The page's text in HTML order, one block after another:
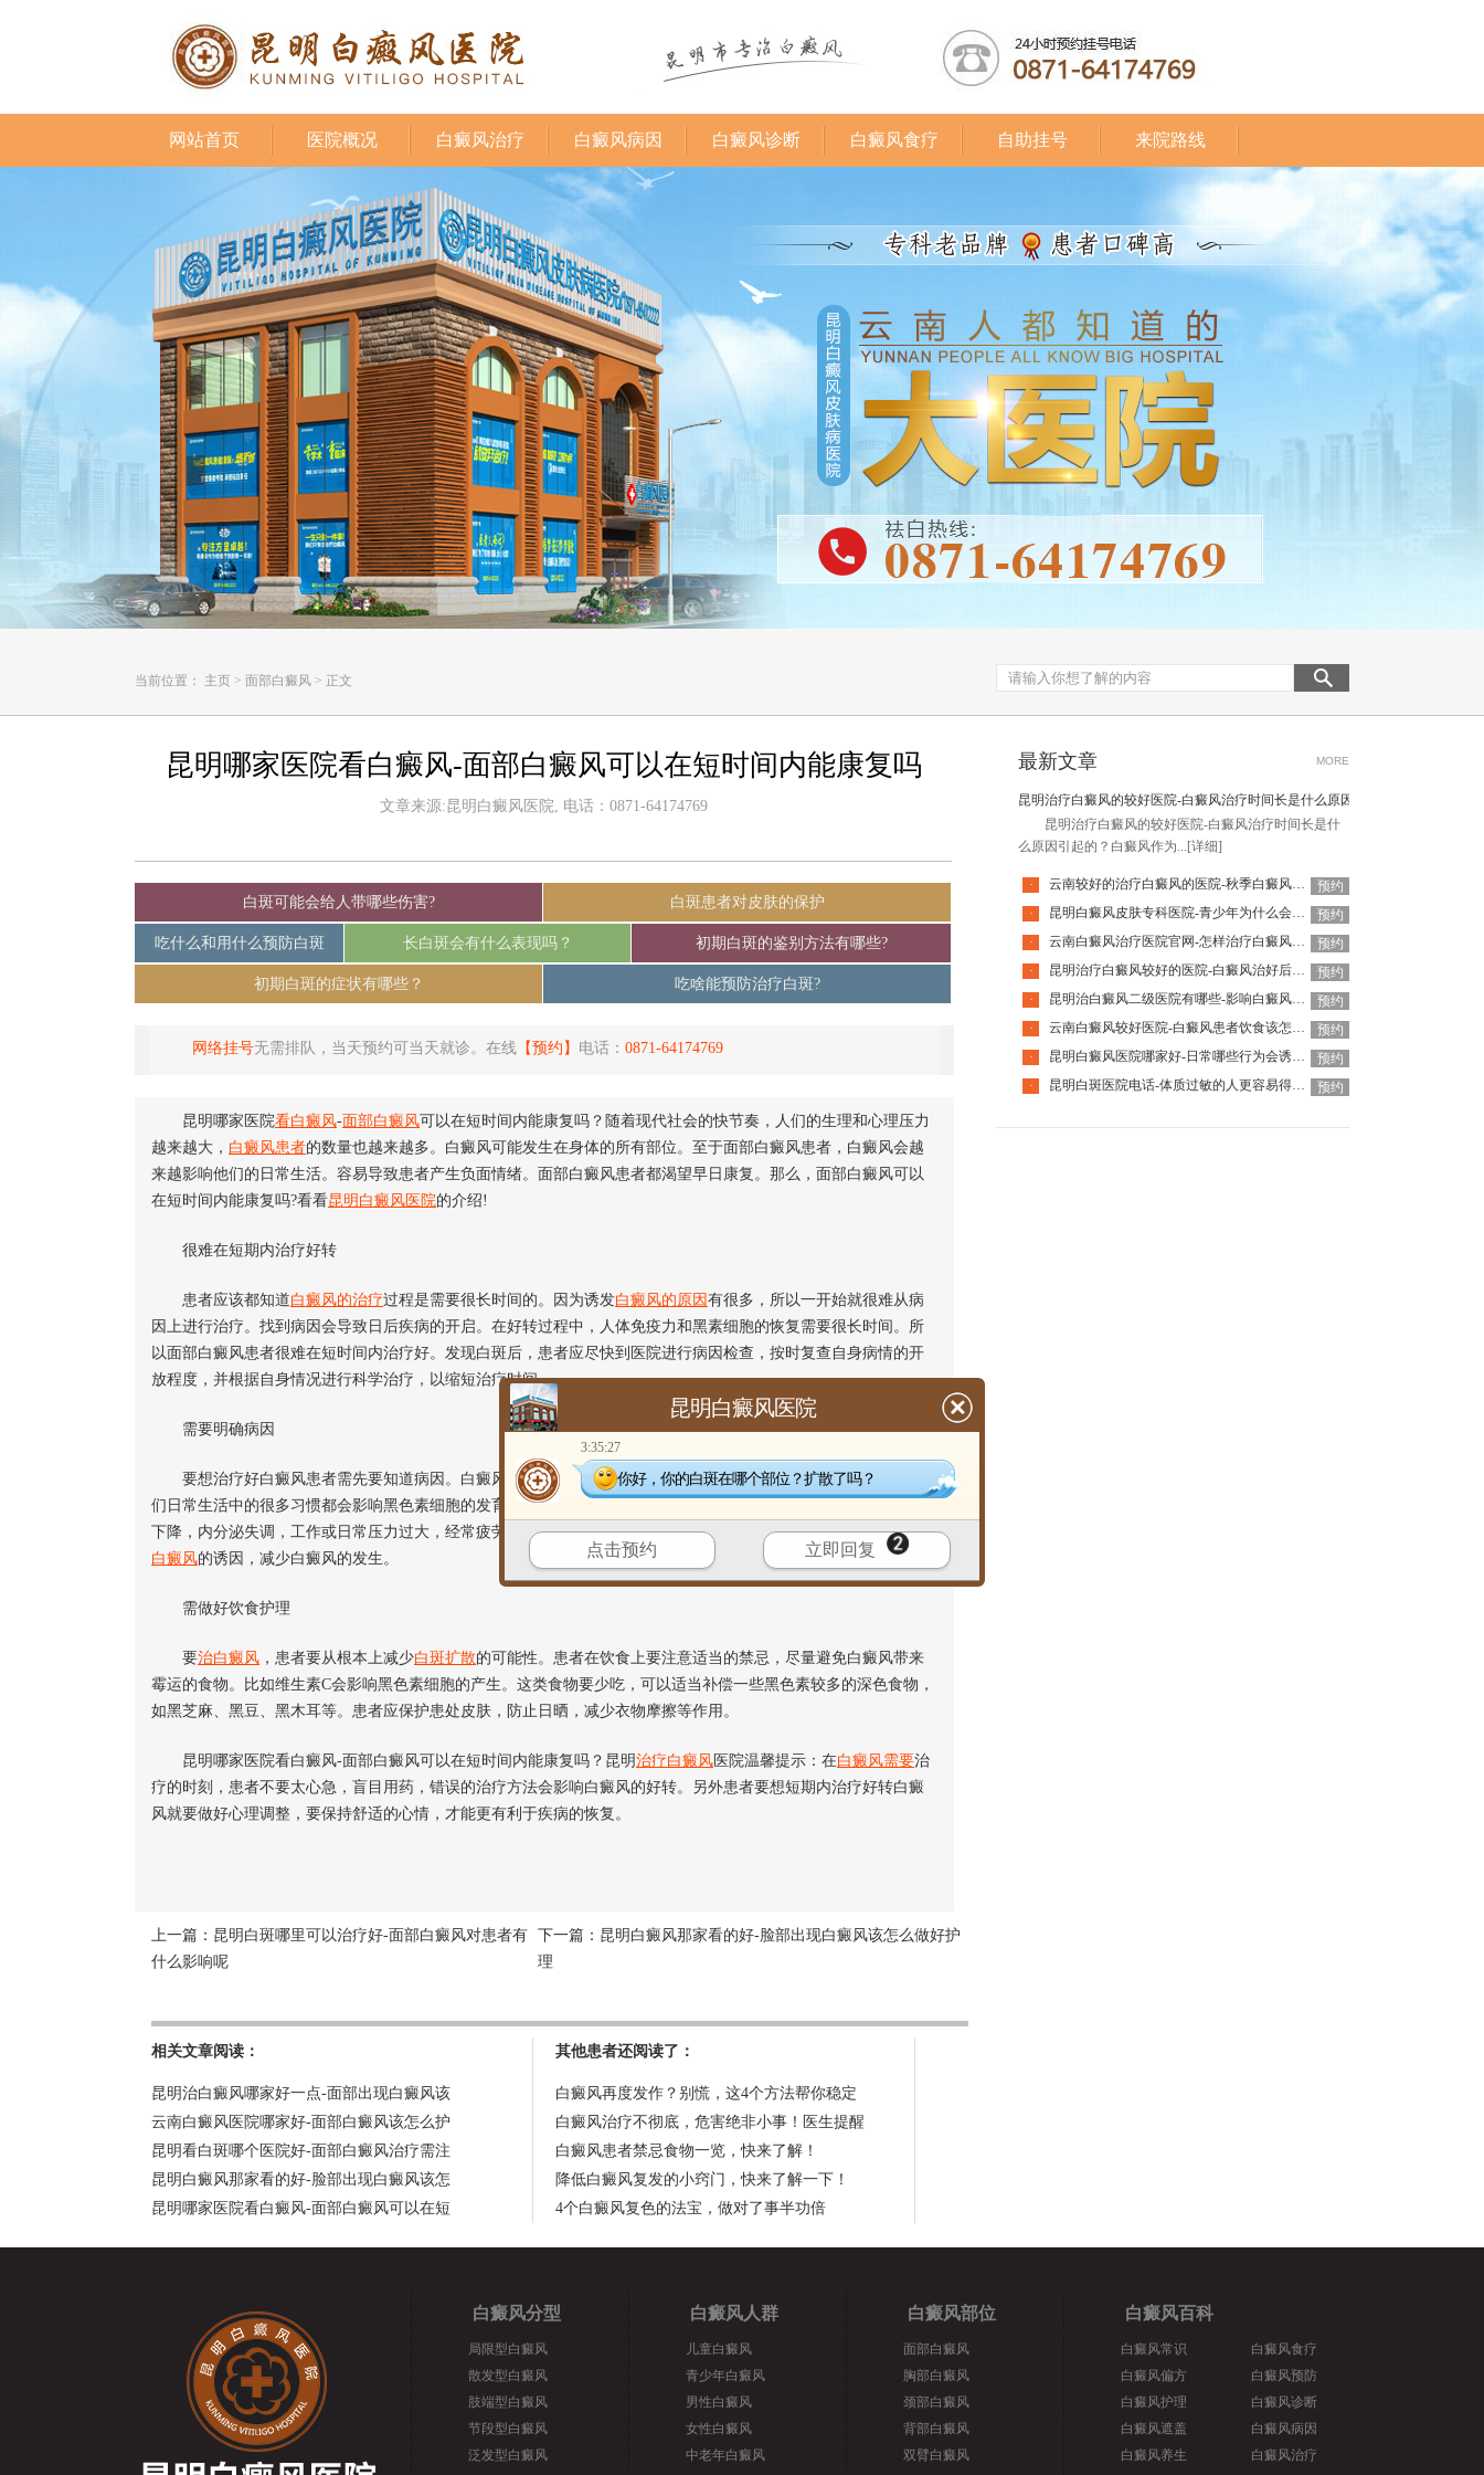
网站首页 医院概况 白癜风治疗 白癜风病因 白癜风诊断 白癜风食疗 自助挂号 来院路线
当前位置： 主页 > 面部白癜风 > 正文
昆明哪家医院看白癜风-面部白癜风可以在短时间内能康复吗
文章来源:昆明白癜风医院, 电话：0871-64174769
白斑可能会给人带哪些伤害? 白斑患者对皮肤的保护
吃什么和用什么预防白斑 长白斑会有什么表现吗？ 初期白斑的鉴别方法有哪些?
初期白斑的症状有哪些？ 吃啥能预防治疗白斑?
网络挂号无需排队，当天预约可当天就诊。在线 【预约】 电话： 0871-64174769
昆明哪家医院看白癜风-面部白癜风可以在短时间内能康复吗？随着现代社会的快节奏，人们的生理和心理压力
越来越大， 白癜风患者的数量也越来越多。白癜风可能发生在身体的所有部位。至于面部白癜风患者，白癜风会越
来越影响他们的日常生活。容易导致患者产生负面情绪。面部白癜风患者都渴望早日康复。那么，面部白癜风可以
在短时间内能康复吗?看看昆明白癜风医院的介绍!
很难在短期内治疗好转
患者应该都知道白癜风的治疗过程是需要很长时间的。因为诱发白癜风的原因有很多，所以一开始就很难从病
因上进行治疗。找到病因会导致日后疾病的开启。在好转过程中，人体免疫力和黑素细胞的恢复需要很长时间。所
以面部白癜风患者很难在短时间内治疗好。发现白斑后，患者应尽快到医院进行病因检查，按时复查自身病情的开
放程度，并根据自身情况进行科学治疗，以缩短治疗时间。
需要明确病因
要想治疗好白癜风患者需先要知道病因。白癜风主要是由于患者体内黑色素细胞的阻塞或功能不全引起的。我
们日常生活中的很多习惯都会影响黑色素细胞的发育。比如熬夜，单一挑食会导致体内微量元素失衡，人体免疫力
下降，内分泌失调，工作或日常压力过大，经常疲劳是白癜风的主要诱因。发现症状后要及时改善上述情况，预防
白癜风的诱因，减少白癜风的发生。
需做好饮食护理
要治白癜风 ，患者要从根本上减少白斑扩散的可能性。患者在饮食上要注意适当的禁忌，尽量避免白癜风带来
霉运的食物。比如维生素C会影响黑色素细胞的产生。这类食物要少吃，可以适当补偿一些黑色素较多的深色食物，
如黑芝麻、黑豆、黑木耳等。患者应保护患处皮肤，防止日晒，减少衣物摩擦等作用。
昆明哪家医院看白癜风-面部白癜风可以在短时间内能康复吗？昆明治疗白癜风 医院温馨提示：在白癜风需要治
疗的时刻，患者不要太心急，盲目用药，错误的治疗方法会影响白癜风的好转。另外患者要想短期内治疗好转白癜
风就要做好心理调整，要保持舒适的心情，才能更有利于疾病的恢复。
上一篇： 昆明白斑哪里可以治疗好-面部白癜风对患者有
什么影响呢
下一篇： 昆明白癜风那家看的好-脸部出现白癜风该怎么做好护
理
相关文章阅读：
昆明治白癜风哪家好一点-面部出现白癜风该
云南白癜风医院哪家好-面部白癜风该怎么护
昆明看白斑哪个医院好-面部白癜风治疗需注
昆明白癜风那家看的好-脸部出现白癜风该怎
昆明哪家医院看白癜风-面部白癜风可以在短
其他患者还阅读了：
白癜风再度发作？别慌，这4个方法帮你稳定
白癜风治疗不彻底，危害绝非小事！医生提醒
白癜风患者禁忌食物一览，快来了解！
降低白癜风复发的小窍门，快来了解一下！
4个白癜风复色的法宝，做对了事半功倍
最新文章 MORE
昆明治疗白癜风的较好医院-白癜风治疗时间长是什么原因引起的
昆明治疗白癜风的较好医院-白癜风治疗时间长是什
么原因引起的？白癜风作为... [详细]
· 云南较好的治疗白癜风的医院-秋季白癜风该怎么护理
预约
·
昆明白癜风皮肤专科医院-青少年为什么会得白癜风呢
预约
·
云南白癜风治疗医院官网-怎样治疗白癜风才有效
预约
·
昆明治疗白癜风较好的医院-白癜风治好后还会复发吗
预约
·
昆明治白癜风二级医院有哪些-影响白癜风恢复的因素有哪些
预约
·
云南白癜风较好医院-白癜风患者饮食该怎么调整
预约
·
昆明白癜风医院哪家好-日常哪些行为会诱发白癜风呢
预约
·
昆明白斑医院电话-体质过敏的人更容易得白癜风吗 预约
白癜风分型
局限型白癜风
散发型白癜风
肢端型白癜风
节段型白癜风
泛发型白癜风
白癜风人群
儿童白癜风
青少年白癜风
男性白癜风
女性白癜风
中老年白癜风
白癜风部位
面部白癜风
胸部白癜风
颈部白癜风
背部白癜风
双臂白癜风
白癜风百科
白癜风常识
白癜风偏方
白癜风护理
白癜风遮盖
白癜风养生
白癜风食疗
白癜风预防
白癜风诊断
白癜风病因
白癜风治疗
昆明白癜风医院
3:35:27
你好，你的白斑在哪个部位？扩散了吗？
点击预约 立即回复